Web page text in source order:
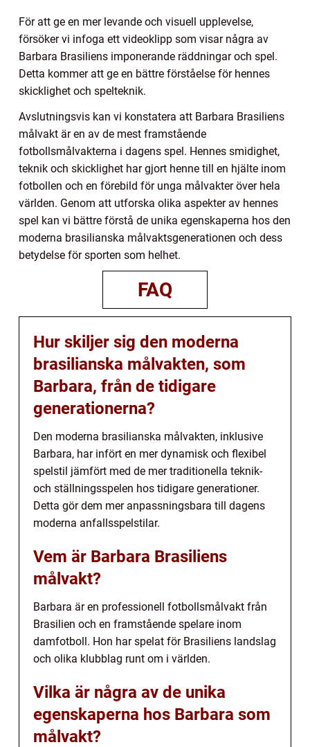
För att ge en mer levande och visuell upplevelse,
försöker vi infoga ett videoklipp som visar några av
Barbara Brasiliens imponerande räddningar och spel.
Detta kommer att ge en bättre förståelse för hennes
skicklighet och spelteknik.
Avslutningsvis kan vi konstatera att Barbara Brasiliens
målvakt är en av de mest framstående
fotbollsmålvakterna i dagens spel. Hennes smidighet,
teknik och skicklighet har gjort henne till en hjälte inom
fotbollen och en förebild för unga målvakter över hela
världen. Genom att utforska olika aspekter av hennes
spel kan vi bättre förstå de unika egenskaperna hos den
moderna brasilianska målvaktsgenerationen och dess
betydelse för sporten som helhet.
FAQ
Hur skiljer sig den moderna
brasilianska målvakten, som
Barbara, från de tidigare
generationerna?
Den moderna brasilianska målvakten, inklusive
Barbara, har infört en mer dynamisk och flexibel
spelstil jämfört med de mer traditionella teknik-
och ställningsspelen hos tidigare generationer.
Detta gör dem mer anpassningsbara till dagens
moderna anfallsspelstilar.
Vem är Barbara Brasiliens
målvakt?
Barbara är en professionell fotbollsmålvakt från
Brasilien och en framstående spelare inom
damfotboll. Hon har spelat för Brasiliens landslag
och olika klubblag runt om i världen.
Vilka är några av de unika
egenskaperna hos Barbara som
målvakt?